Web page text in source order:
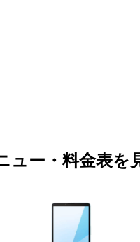
ュー・料金表を